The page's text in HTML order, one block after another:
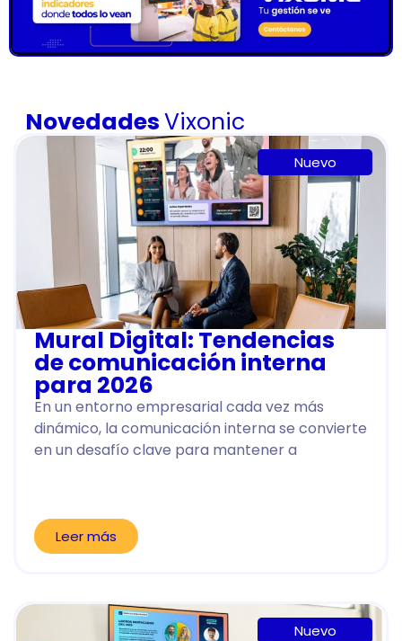
NovedadesVixonic
Nuevo
Mural Digital: Tendencias
de comunicación interna
para 2026
En un entorno empresarial cada vez más
dinámico, la comunicación interna se convierte
en un desafío clave para mantener a
Leer más
Nuevo